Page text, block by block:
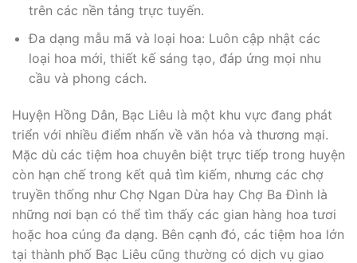
trên các nền tảng trực tuyến.
Đa dạng mẫu mã và loại hoa: Luôn cập nhật các
loại hoa mới, thiết kế sáng tạo, đáp ứng mọi nhu
cầu và phong cách.
Huyện Hồng Dân, Bạc Liêu là một khu vực đang phát
triển với nhiều điểm nhấn về văn hóa và thương mại.
Mặc dù các tiệm hoa chuyên biệt trực tiếp trong huyện
còn hạn chế trong kết quả tìm kiếm, nhưng các chợ
truyền thống như Chợ Ngan Dừa hay Chợ Ba Đình là
những nơi bạn có thể tìm thấy các gian hàng hoa tươi
hoặc hoa cúng đa dạng. Bên cạnh đó, các tiệm hoa lớn
tại thành phố Bạc Liêu cũng thường có dịch vụ giao